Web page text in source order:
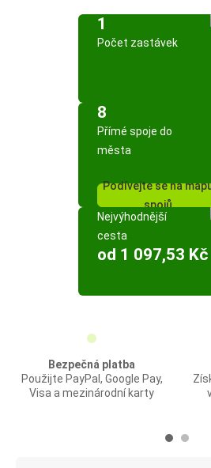
1
Počet zastávek
8
Přímé spoje do
města
Podívejte se na
spojů
Nejvýhodnější
cesta
od 1 097,53 Kč
Bezpečná platba
Použijte PayPal, Google Pay,
Visa a mezinárodní karty